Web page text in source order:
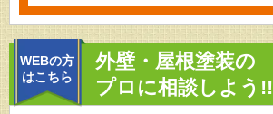
WEBの方
はこちら
外壁・屋根塗装の
プロに相談しよう!!